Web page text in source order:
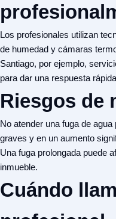
Los profesionales utilizan
de humedad y cámaras
Santiago, por ejemplo,
para dar una respuesta
Riesgos de
No atender una fuga de
graves y en un aumento
Una fuga prolongada puede
inmueble.
Cuándo